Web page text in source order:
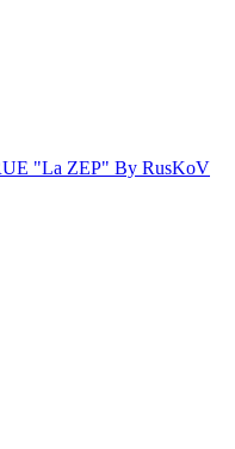
"La ZEP" By RusKoV